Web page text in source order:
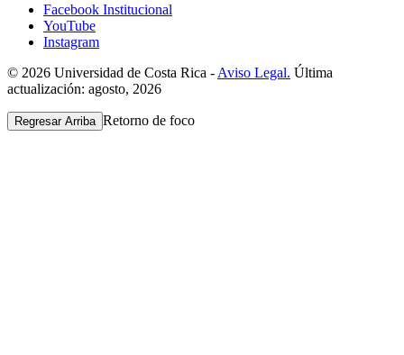
Facebook Institucional
YouTube
Instagram
© 2026 Universidad de Costa Rica - Aviso Legal. Última
actualización: agosto, 2026
Regresar Arriba Retorno de foco